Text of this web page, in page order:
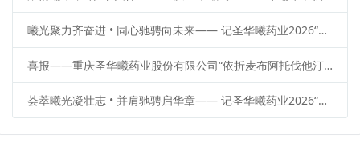
曦光聚力齐奋进 • 同心驰骋向未来—— 记圣华曦药业2026“汇曦光 • 共驰骋”团建活动
喜报——重庆圣华曦药业股份有限公司“依折麦布阿托伐他汀钙片（Ⅱ）”获批上市
荟萃曦光凝壮志 • 并肩驰骋启华章—— 记圣华曦药业2026“汇曦光 • 共驰骋”团建活动